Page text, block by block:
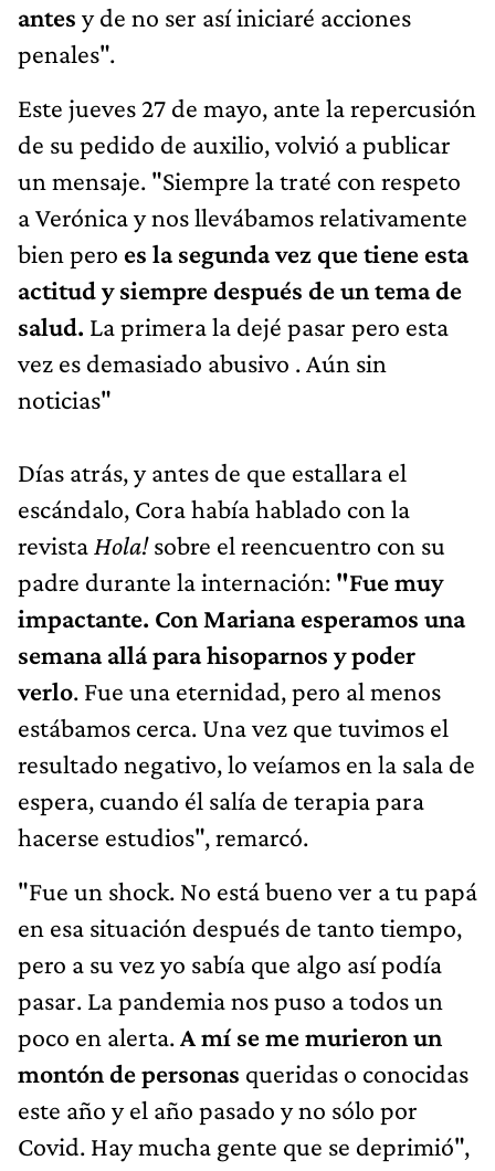
antes y de no ser así iniciaré acciones
penales".
Este jueves 27 de mayo, ante la repercusión
de su pedido de auxilio, volvió a publicar
un mensaje. "Siempre la traté con respeto
a Verónica y nos llevábamos relativamente
bien pero es la segunda vez que tiene esta
actitud y siempre después de un tema de
salud. La primera la dejé pasar pero esta
vez es demasiado abusivo . Aún sin
noticias"
Días atrás, y antes de que estallara el
escándalo, Cora había hablado con la
revista Hola!sobre el reencuentro con su
padre durante la internación: "Fue muy
impactante. Con Mariana esperamos una
semana allá para hisoparnos y poder
verlo. Fue una eternidad, pero al menos
estábamos cerca. Una vez que tuvimos el
resultado negativo, lo veíamos en la sala de
espera, cuando él salía de terapia para
hacerse estudios", remarcó.
"Fue un shock. No está bueno ver a tu papá
en esa situación después de tanto tiempo,
pero a su vez yo sabía que algo así podía
pasar. La pandemia nos puso a todos un
poco en alerta.A mí se me murieron un
montón de personas queridas o conocidas
este año y el año pasado y no sólo por
Covid. Hay mucha gente que se deprimió",